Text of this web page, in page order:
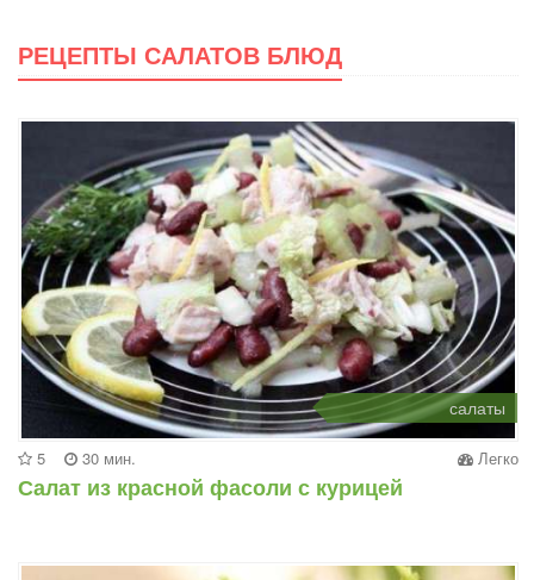
РЕЦЕПТЫ САЛАТОВ БЛЮД
салаты
5 30 мин. Легко
Салат из красной фасоли с курицей